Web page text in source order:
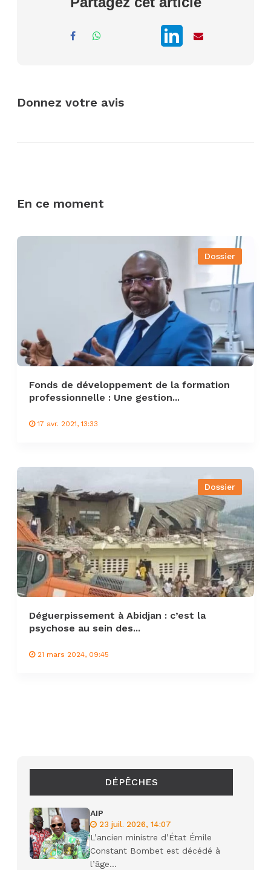
Donnez votre avis
En ce moment
Dossier
Fonds de développement de la formation
professionnelle : Une gestion...
17 avr. 2021, 13:33
Dossier
Déguerpissement à Abidjan : c’est la
psychose au sein des...
21 mars 2024, 09:45
DÉPÊCHES
AIP
23 juil. 2026, 14:07
L’ancien ministre d’État Émile
Constant Bombet est décédé à
l’âge...